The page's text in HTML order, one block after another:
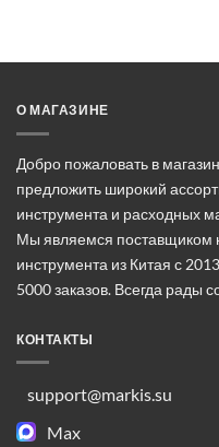
О МАГАЗИНЕ
Добро пожаловать в
предложить широкий
инструмента и расходных
Мы являемся поставщиком
инструмента из Китая с
5000 заказов. Всегда рады
КОНТАКТЫ
support@markis.su
Max